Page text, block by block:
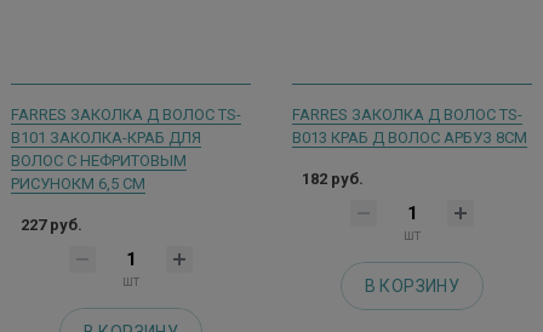
FARRES ЗАКОЛКА Д ВОЛОС TS-
B101 ЗАКОЛКА-КРАБ ДЛЯ
ВОЛОС С НЕФРИТОВЫМ
РИСУНОКМ 6,5 СМ
227 руб.
шт
FARRES ЗАКОЛКА Д ВОЛОС TS-
B013 КРАБ Д ВОЛОС АРБУЗ 8СМ
182 руб.
шт
В КОРЗИНУ